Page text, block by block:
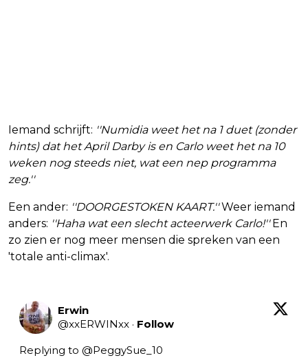
Iemand schrijft: ''Numidia weet het na 1 duet (zonder
hints) dat het April Darby is en Carlo weet het na 10
weken nog steeds niet, wat een nep programma
zeg.''
Een ander: ''DOORGESTOKEN KAART.''Weer iemand
anders: ''Haha wat een slecht acteerwerk Carlo!''En
zo zien er nog meer mensen die spreken van een
'totale anti-climax'.
Erwin
@xxERWINxx · Follow
Replying to @PeggySue_10